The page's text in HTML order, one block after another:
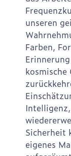
unseren
Farben,
kosmische
Sicherheit
eigenes